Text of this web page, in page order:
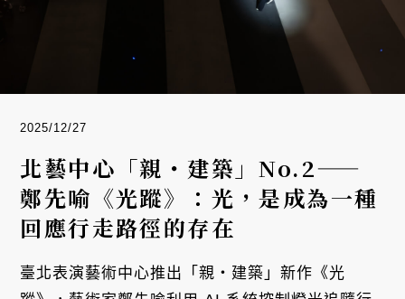
2025/12/27
北藝中心「親・建築」No.2——
鄭先喻《光蹤》：光，是成為一種
回應行走路徑的存在
臺北表演藝術中心推出「親・建築」新作《光